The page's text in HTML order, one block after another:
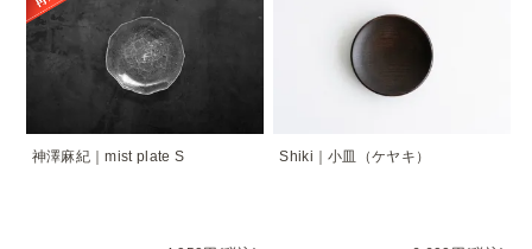
神澤麻紀｜mist plate S Shiki｜小皿（ケヤキ）